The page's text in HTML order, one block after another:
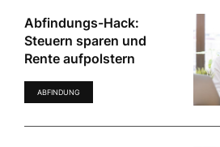
Abfindungs-Hack:
Steuern sparen und
Rente aufpolstern
ABFINDUNG